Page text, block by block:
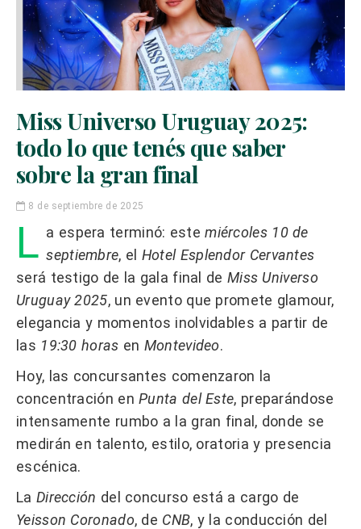
Miss Universo Uruguay 2025:
todo lo que tenés que saber
sobre la gran final
8 de septiembre de 2025
L a espera terminó: estemiércoles 10 de
septiembre, el Hotel Esplendor Cervantes
será testigo de la gala final de Miss Universo
Uruguay 2025, un evento que promete glamour,
elegancia y momentos inolvidables a partir de
las 19:30 horas en Montevideo.
Hoy, las concursantes comenzaron la
concentración enPunta del Este, preparándose
intensamente rumbo a la gran final, donde se
medirán en talento, estilo, oratoria y presencia
escénica.
La Dirección del concurso está a cargo de
Yeisson Coronado, de CNB, y la conducción del